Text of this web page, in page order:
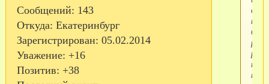
Сообщений: 143
Откуда: Екатеринбург
Зарегистрирован: 05.02.2014
Уважение: +16
Позитив: +38
не